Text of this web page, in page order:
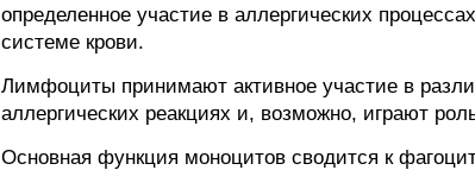
определенное участие в аллергических
системе крови.
Лимфоциты принимают активное участие в
аллергических реакциях и, возможно, играют
Основная функция моноцитов сводится к